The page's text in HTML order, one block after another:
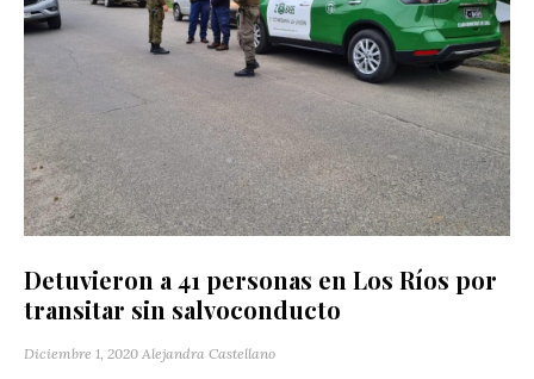
Detuvieron a 41 personas en Los Ríos por
transitar sin salvoconducto
Diciembre 1, 2020 Alejandra Castellano